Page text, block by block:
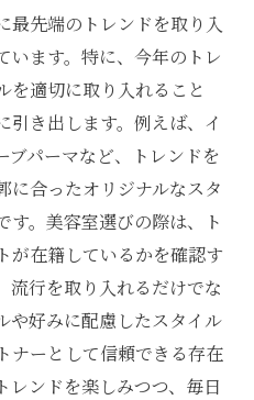
最先端のトレンドを取り入
います。特に、今年のトレ
を適切に取り入れること
引き出します。例えば、イ
ブパーマなど、トレンドを
に合ったオリジナルなスタ
す。美容室選びの際は、ト
が在籍しているかを確認す
流行を取り入れるだけでな
や好みに配慮したスタイル
ナーとして信頼できる存在
レンドを楽しみつつ、毎日